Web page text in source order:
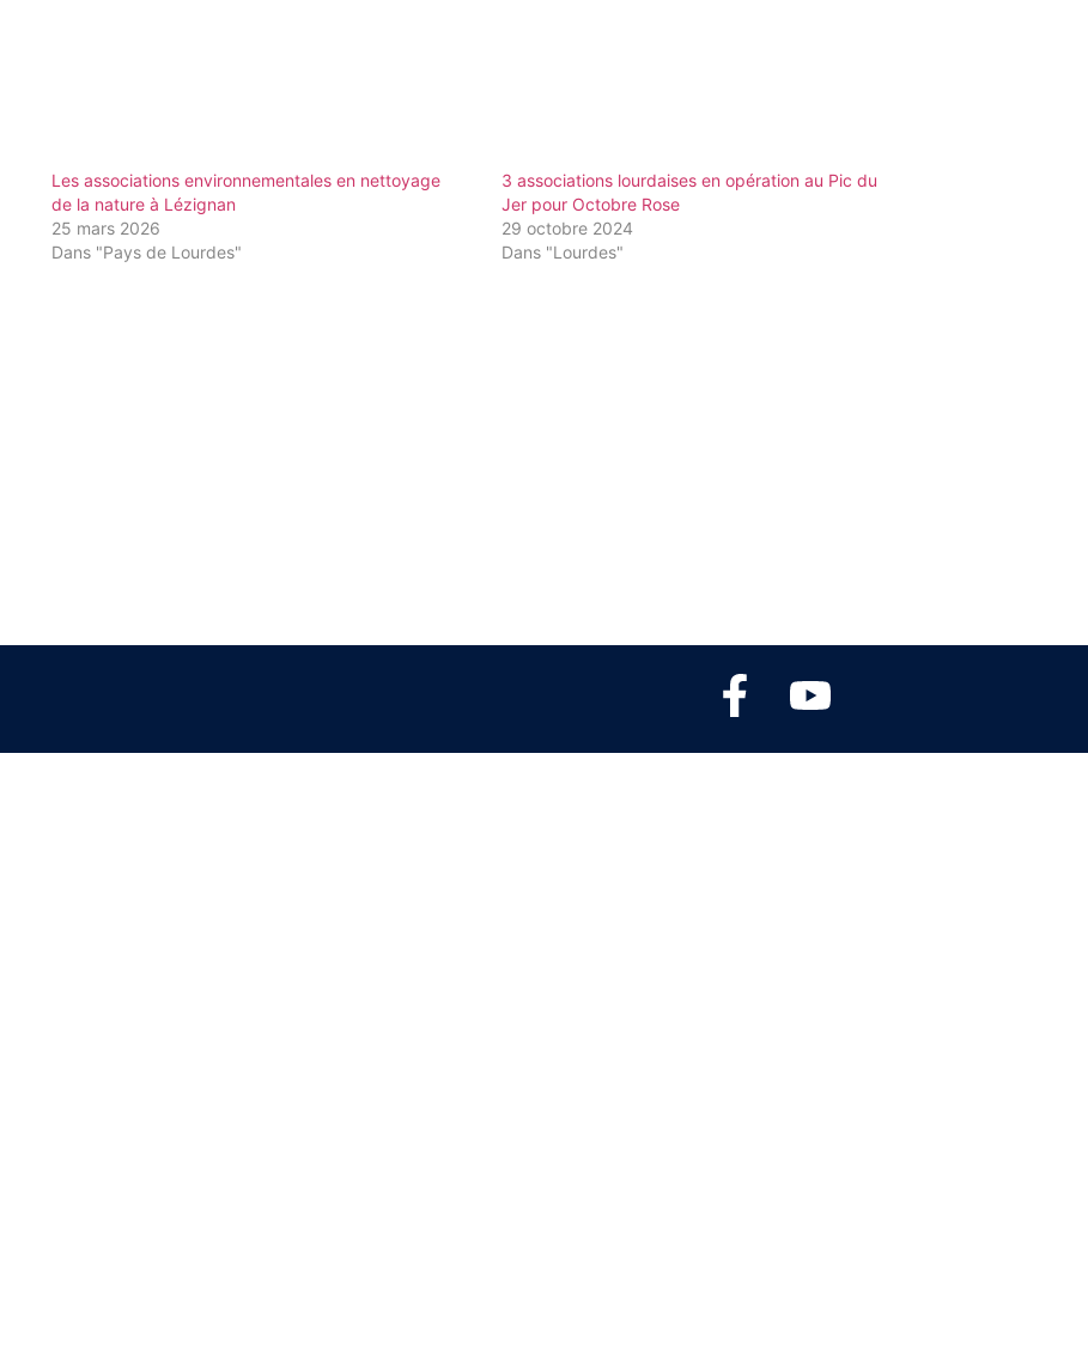
Les associations environnementales en nettoyage
de la nature à Lézignan
25 mars 2026
Dans "Pays de Lourdes"
3 associations lourdaises en opération au Pic du
Jer pour Octobre Rose
29 octobre 2024
Dans "Lourdes"